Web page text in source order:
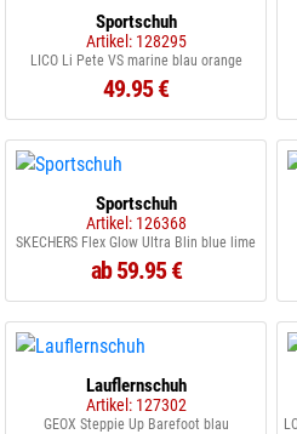
Sportschuh
Artikel: 128295
LICO Li Pete VS marine blau orange
49.95 €
Sportschuh
Artikel: 126368
SKECHERS Flex Glow Ultra Blin blue lime
ab 59.95 €
Lauflernschuh
Artikel: 127302
GEOX Steppie Up Barefoot blau